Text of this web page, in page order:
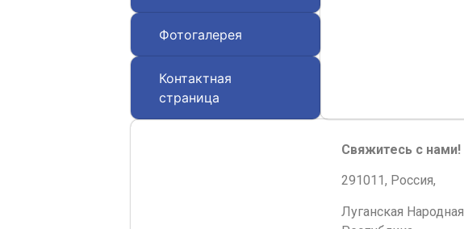
Фотогалерея
Контактная
страница
Свяжитесь с нами!
291011, Россия,
Луганская Народная